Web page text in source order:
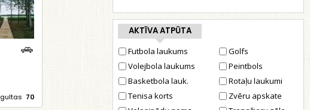
AKTĪVA ATPŪTA
Futbola laukums
Volejbola laukums
Basketbola lauk.
Tenisa korts
Golfs
Peintbols
Rotaļu laukumi
Zvēru apskate
gultas 70